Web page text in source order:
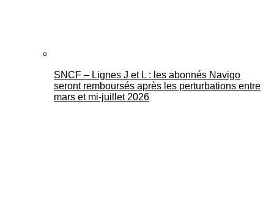
SNCF – Lignes J et L : les abonnés Navigo
seront remboursés après les perturbations entre
mars et mi-juillet 2026